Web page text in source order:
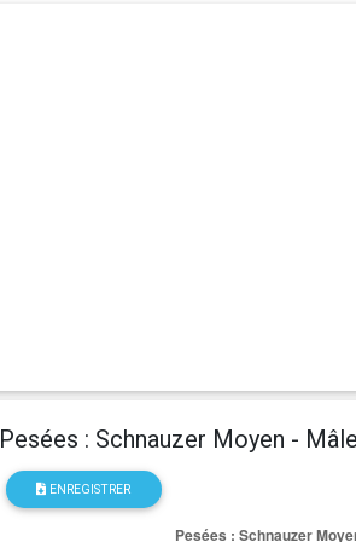
Pesées : Schnauzer Moyen -
ENREGISTRER